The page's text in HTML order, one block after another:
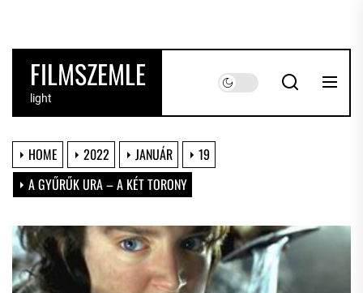
the
contentFILMSZEMLE
light
HOME 2022 JANUÁR
19
A GYŰRŰK URA – A KÉT TORONY